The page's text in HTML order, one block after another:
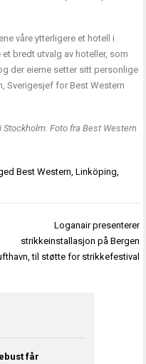
våre ytterligere et hotell i
bredt utvalg av hoteller, som
der eierne setter sitt personlige
Sverigesjef for Best Western
Foto fra Best Western
Best Western,Linköping,
Loganair presenterer
strikkeinstallasjon på Bergen
til støtte for strikkefestival
får